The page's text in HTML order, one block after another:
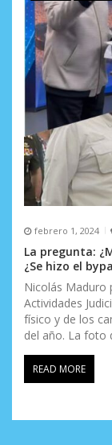
febrero 1, 2024
La pregunta:
¿Se hizo el
Nicolás Maduro
Actividades
físico y de los
del año. La foto
READ MORE